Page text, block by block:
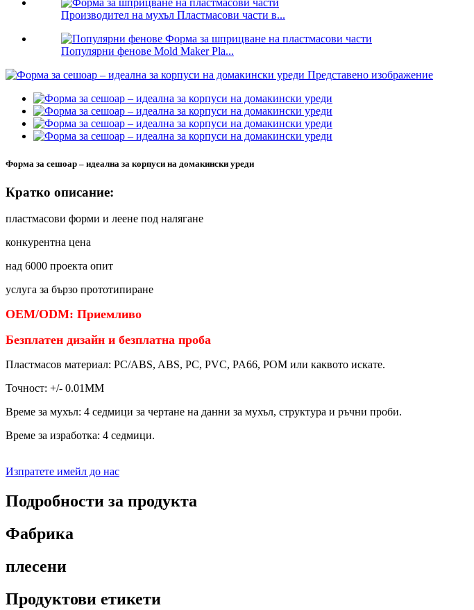
Производител на мухъл Пластмасови части в...
Популярни фенове Mold Maker Pla...
Форма за сешоар – идеална за корпуси на домакински уреди
Кратко описание:
пластмасови форми и леене под налягане
конкурентна цена
над 6000 проекта опит
услуга за бързо прототипиране
OEM/ODM: Приемливо
Безплатен дизайн и безплатна проба
Пластмасов материал: PC/ABS, ABS, PC, PVC, PA66, POM или каквото искате.
Точност: +/- 0.01MM
Време за мухъл: 4 седмици за чертане на данни за мухъл, структура и ръчни проби.
Време за изработка: 4 седмици.
Изпратете имейл до нас
Подробности за продукта
Фабрика
плесени
Продуктови етикети